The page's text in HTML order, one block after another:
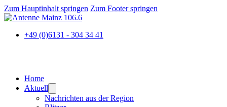
Zum Hauptinhalt springen Zum Footer springen
+49 (0)6131 - 304 34 41
Home
Aktuell
Nachrichten aus der Region